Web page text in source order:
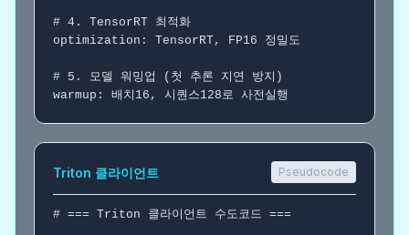
# 4. TensorRT 최적화
optimization: TensorRT, FP16 정밀도
# 5. 모델 워밍업 (첫 추론 지연 방지)
warmup: 배치16, 시퀀스128로 사전실행
Triton 클라이언트 Pseudocode
# === Triton 클라이언트 수도코드 ===